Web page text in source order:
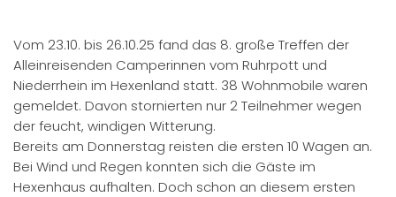
Vom 23.10. bis 26.10.25 fand das 8. große Treffen der
Alleinreisenden Camperinnen vom Ruhrpott und
Niederrhein im Hexenland statt. 38 Wohnmobile waren
gemeldet. Davon stornierten nur 2 Teilnehmer wegen
der feucht, windigen Witterung.
Bereits am Donnerstag reisten die ersten 10 Wagen an.
Bei Wind und Regen konnten sich die Gäste im
Hexenhaus aufhalten. Doch schon an diesem ersten